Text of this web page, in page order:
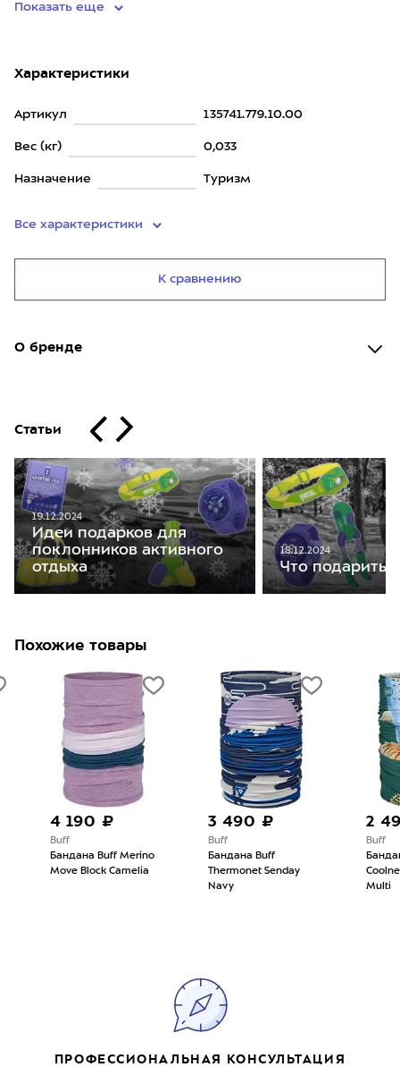
Показать еще
Характеристики
Артикул 135741.779.10.00
Вес (кг) 0,033
Назначение Туризм
Все характеристики
К сравнению
О бренде
Статьи
19.12.2024
Идеи подарков для
поклонников активного
отдыха
18.12.2024
Что подарить
Похожие товары
4 190 ₽
Buff
Бандана Buff Merino
Move Block Camelia
3 490 ₽
Buff
Бандана Buff
Thermonet Senday
Navy
2
Buff
Бандана
Coolnet
Multi
ПРОФЕССИОНАЛЬНАЯ КОНСУЛЬТАЦИЯ